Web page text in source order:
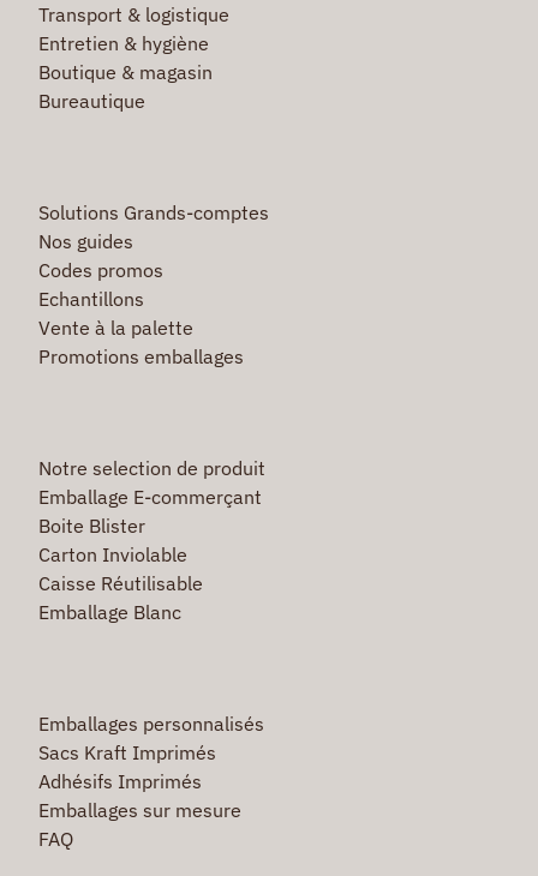
Transport & logistique
Entretien & hygiène
Boutique & magasin
Bureautique
Solutions Grands-comptes
Nos guides
Codes promos
Echantillons
Vente à la palette
Promotions emballages
Notre selection de produit
Emballage E-commerçant
Boite Blister
Carton Inviolable
Caisse Réutilisable
Emballage Blanc
Emballages personnalisés
Sacs Kraft Imprimés
Adhésifs Imprimés
Emballages sur mesure
FAQ